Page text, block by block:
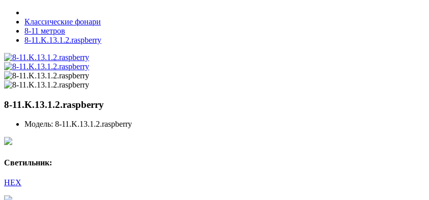
Классические фонари
8-11 метров
8-11.K.13.1.2.raspberry
8-11.K.13.1.2.raspberry
Модель: 8-11.K.13.1.2.raspberry
Светильник:
HEX